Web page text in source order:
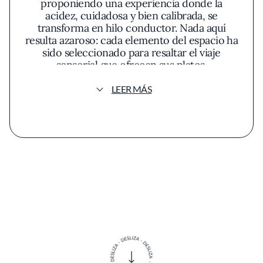
proponiendo una experiencia donde la
acidez, cuidadosa y bien calibrada, se
transforma en hilo conductor. Nada aquí
resulta azaroso: cada elemento del espacio ha
sido seleccionado para resaltar el viaje
sensorial que ofrecen sus platos.
Al atravesar el umbral, el contraste entre las
pequeños escenarios sobre cada rincón. El
La propuesta gastronómica de Ácido
responde a una filosofía de experimentación
LEER MÁS